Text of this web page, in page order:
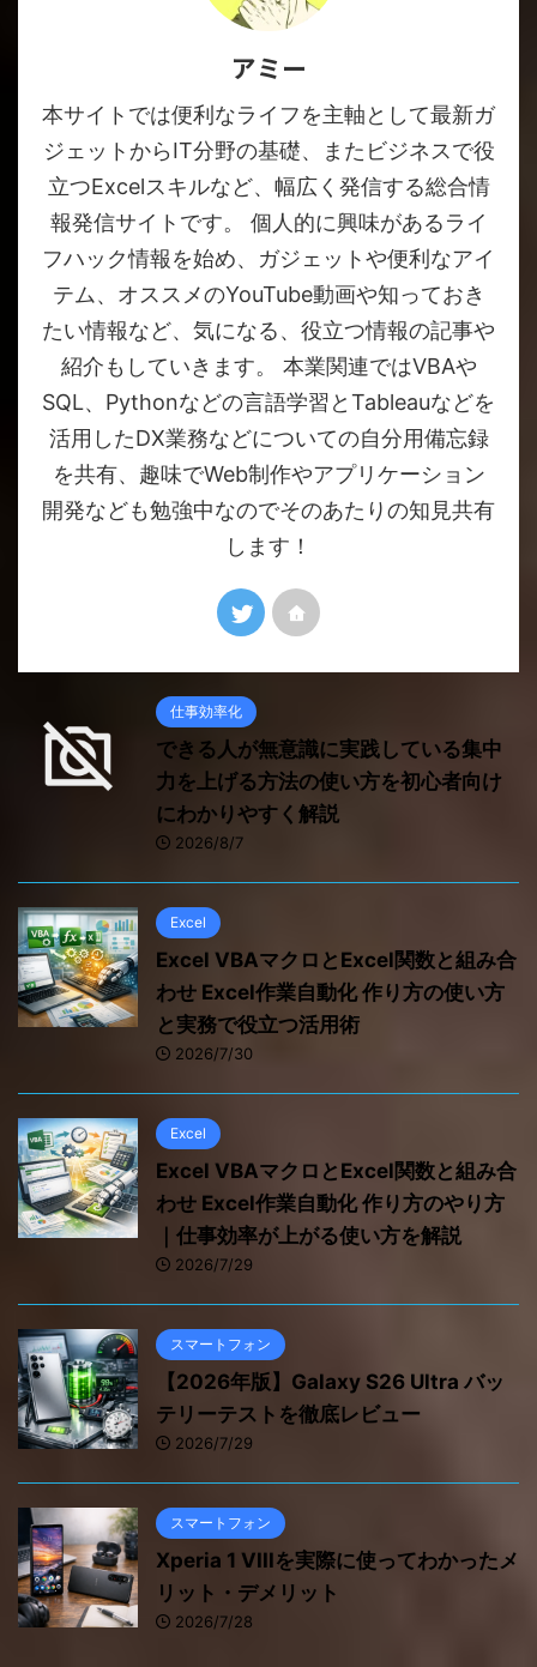
アミー
本サイトでは便利なライフを主軸として最新ガ
ジェットからIT分野の基礎、またビジネスで役
立つExcelスキルなど、幅広く発信する総合情
報発信サイトです。 個人的に興味があるライ
フハック情報を始め、ガジェットや便利なアイ
テム、オススメのYouTube動画や知っておき
たい情報など、気になる、役立つ情報の記事や
紹介もしていきます。 本業関連ではVBAや
SQL、Pythonなどの言語学習とTableauなどを
活用したDX業務などについての自分用備忘録
を共有、趣味でWeb制作やアプリケーション
開発なども勉強中なのでそのあたりの知見共有
します！
仕事効率化
できる人が無意識に実践している集中
力を上げる方法の使い方を初心者向け
にわかりやすく解説
2026/8/7
Excel
Excel VBAマクロとExcel関数と組み合
わせ Excel作業自動化 作り方の使い方
と実務で役立つ活用術
2026/7/30
Excel
Excel VBAマクロとExcel関数と組み合
わせ Excel作業自動化 作り方のやり方
｜仕事効率が上がる使い方を解説
2026/7/29
スマートフォン
【2026年版】Galaxy S26 Ultra バッ
テリーテストを徹底レビュー
2026/7/29
スマートフォン
Xperia 1 VIIIを実際に使ってわかったメ
リット・デメリット
2026/7/28